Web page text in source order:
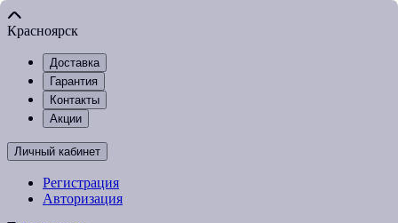
Красноярск
Доставка
Гарантия
Контакты
Акции
Личный кабинет
Регистрация
Авторизация